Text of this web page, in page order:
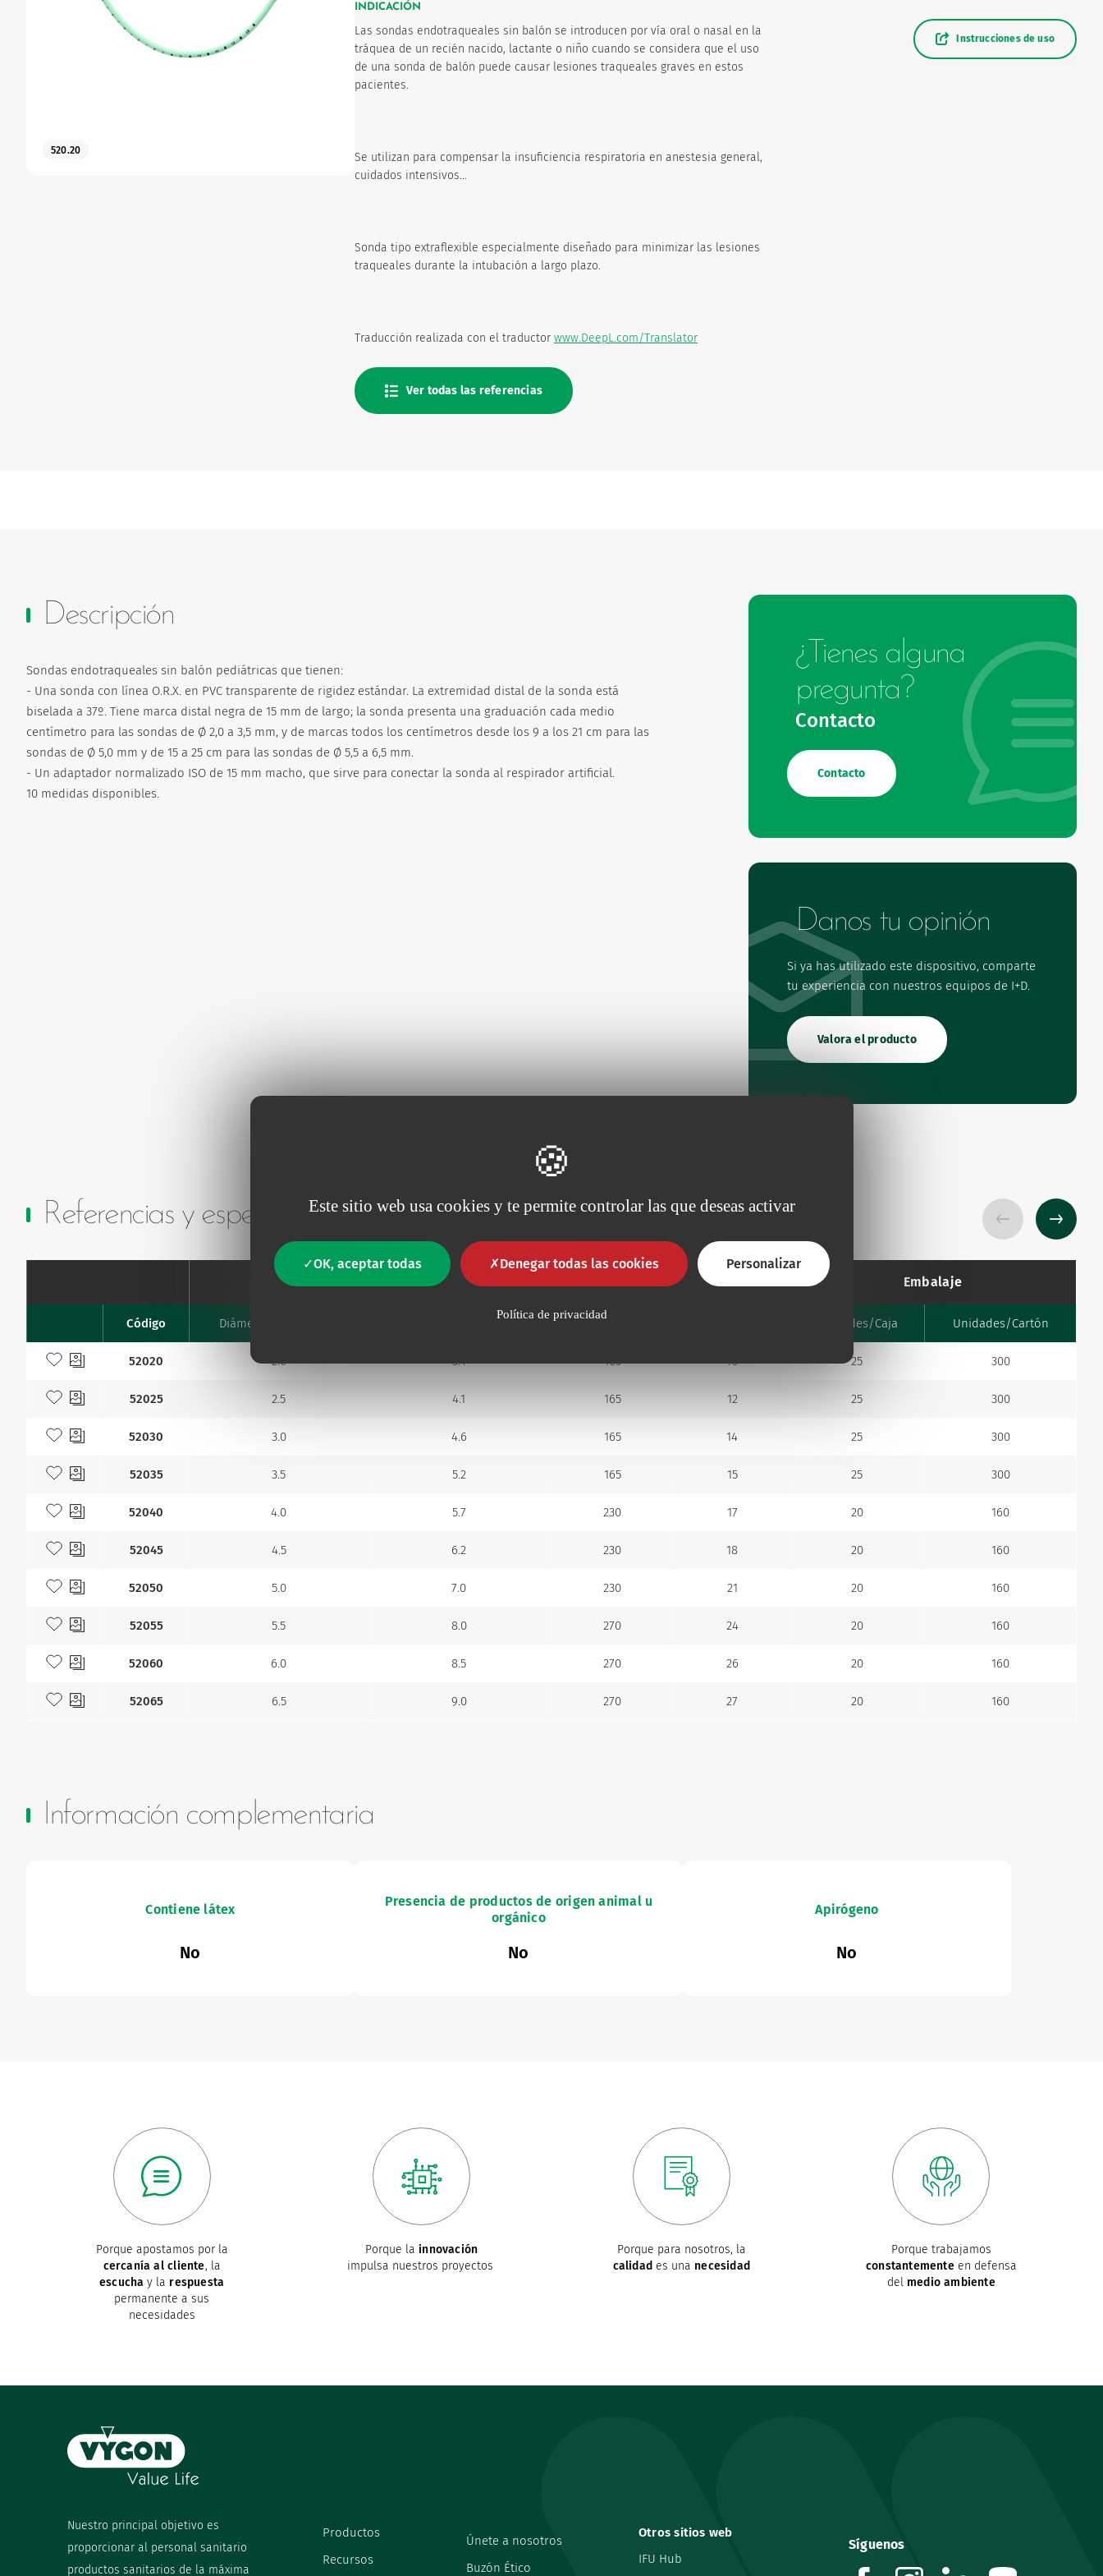
Este sitio web usa cookies y te permite controlar las que deseas activar
OK, aceptar todas Denegar todas las cookies Personalizar
Política de privacidad
Ginecología
520.20
INDICACIÓN
Las sondas endotraqueales sin balón se introducen por vía oral o nasal en la
tráquea de un recién nacido, lactante o niño cuando se considera que el uso
de una sonda de balón puede causar lesiones traqueales graves en estos
pacientes.
Se utilizan para compensar la insuficiencia respiratoria en anestesia general,
cuidados intensivos...
Sonda tipo extraflexible especialmente diseñado para minimizar las lesiones
traqueales durante la intubación a largo plazo.
Traducción realizada con el traductor www.DeepL.com/Translator
Ver todas las referencias
Instrucciones de uso
Descripción
Sondas endotraqueales sin balón pediátricas que tienen:
- Una sonda con línea O.R.X. en PVC transparente de rigidez estándar. La extremidad distal de la sonda está
biselada a 37º. Tiene marca distal negra de 15 mm de largo; la sonda presenta una graduación cada medio
centímetro para las sondas de Ø 2,0 a 3,5 mm, y de marcas todos los centímetros desde los 9 a los 21 cm para las
sondas de Ø 5,0 mm y de 15 a 25 cm para las sondas de Ø 5,5 a 6,5 mm.
- Un adaptador normalizado ISO de 15 mm macho, que sirve para conectar la sonda al respirador artificial.
10 medidas disponibles.
¿Tienes alguna
pregunta?
Contacto
Contacto
Danos tu opinión
Si ya has utilizado este dispositivo, comparte
tu experiencia con nuestros equipos de I+D.
Valora el producto
Referencias y especificaciones
Sonda Embalaje
Código Diámetro interno mm Diámetro externo mm Longitud mm Unidades/Caja Unidades/Cartón
Añadir a mis favoritos
52020 2.0 3.4 165 10 25 300
Añadir a mis favoritos
52025 2.5 4.1 165 12 25 300
Añadir a mis favoritos
52030 3.0 4.6 165 14 25 300
Añadir a mis favoritos
52035 3.5 5.2 165 15 25 300
Añadir a mis favoritos
52040 4.0 5.7 230 17 20 160
Añadir a mis favoritos
52045 4.5 6.2 230 18 20 160
Añadir a mis favoritos
52050 5.0 7.0 230 21 20 160
Añadir a mis favoritos
52055 5.5 8.0 270 24 20 160
Añadir a mis favoritos
52060 6.0 8.5 270 26 20 160
Añadir a mis favoritos
52065 6.5 9.0 270 27 20 160
Información complementaria
Contiene látex
No
Presencia de productos de origen animal u
orgánico
No
Apirógeno
No
Porque apostamos por la
cercanía al cliente, la
escucha y la respuesta
permanente a sus
necesidades
Porque la innovación
impulsa nuestros proyectos
Porque para nosotros, la
calidad es una necesidad
Porque trabajamos
constantementeen defensa
del medio ambiente
Nuestro principal objetivo es
proporcionar al personal sanitario
productos sanitarios de la máxima
Productos
Recursos
Únete a nosotros
Buzón Ético
Otros sitios web
IFU Hub
Síguenos